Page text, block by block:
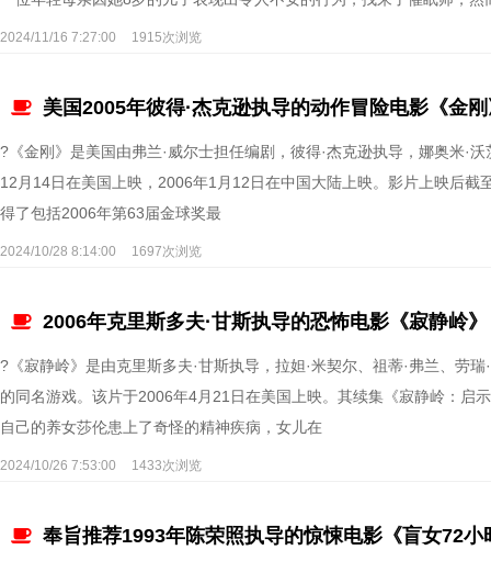
2024/11/16 7:27:00 1915次浏览
美国2005年彼得·杰克逊执导的动作冒险电影《金
?《金刚》是美国由弗兰·威尔士担任编剧，彼得·杰克逊执导，娜奥米·
12月14日在美国上映，2006年1月12日在中国大陆上映。影片上映后
得了包括2006年第63届金球奖最
2024/10/28 8:14:00 1697次浏览
2006年克里斯多夫·甘斯执导的恐怖电影《寂静岭》
?《寂静岭》是由克里斯多夫·甘斯执导，拉妲·米契尔、祖蒂·弗兰、劳
的同名游戏。该片于2006年4月21日在美国上映。其续集《寂静岭：启
自己的养女莎伦患上了奇怪的精神疾病，女儿在
2024/10/26 7:53:00 1433次浏览
奉旨推荐1993年陈荣照执导的惊悚电影《盲女72小